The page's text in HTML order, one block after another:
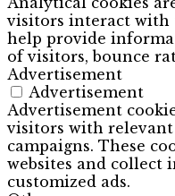
visitors interact with
help provide
of visitors, bounce
Advertisement
Advertisement
Advertisement
visitors with
campaigns. These
websites and collect
customized ads.